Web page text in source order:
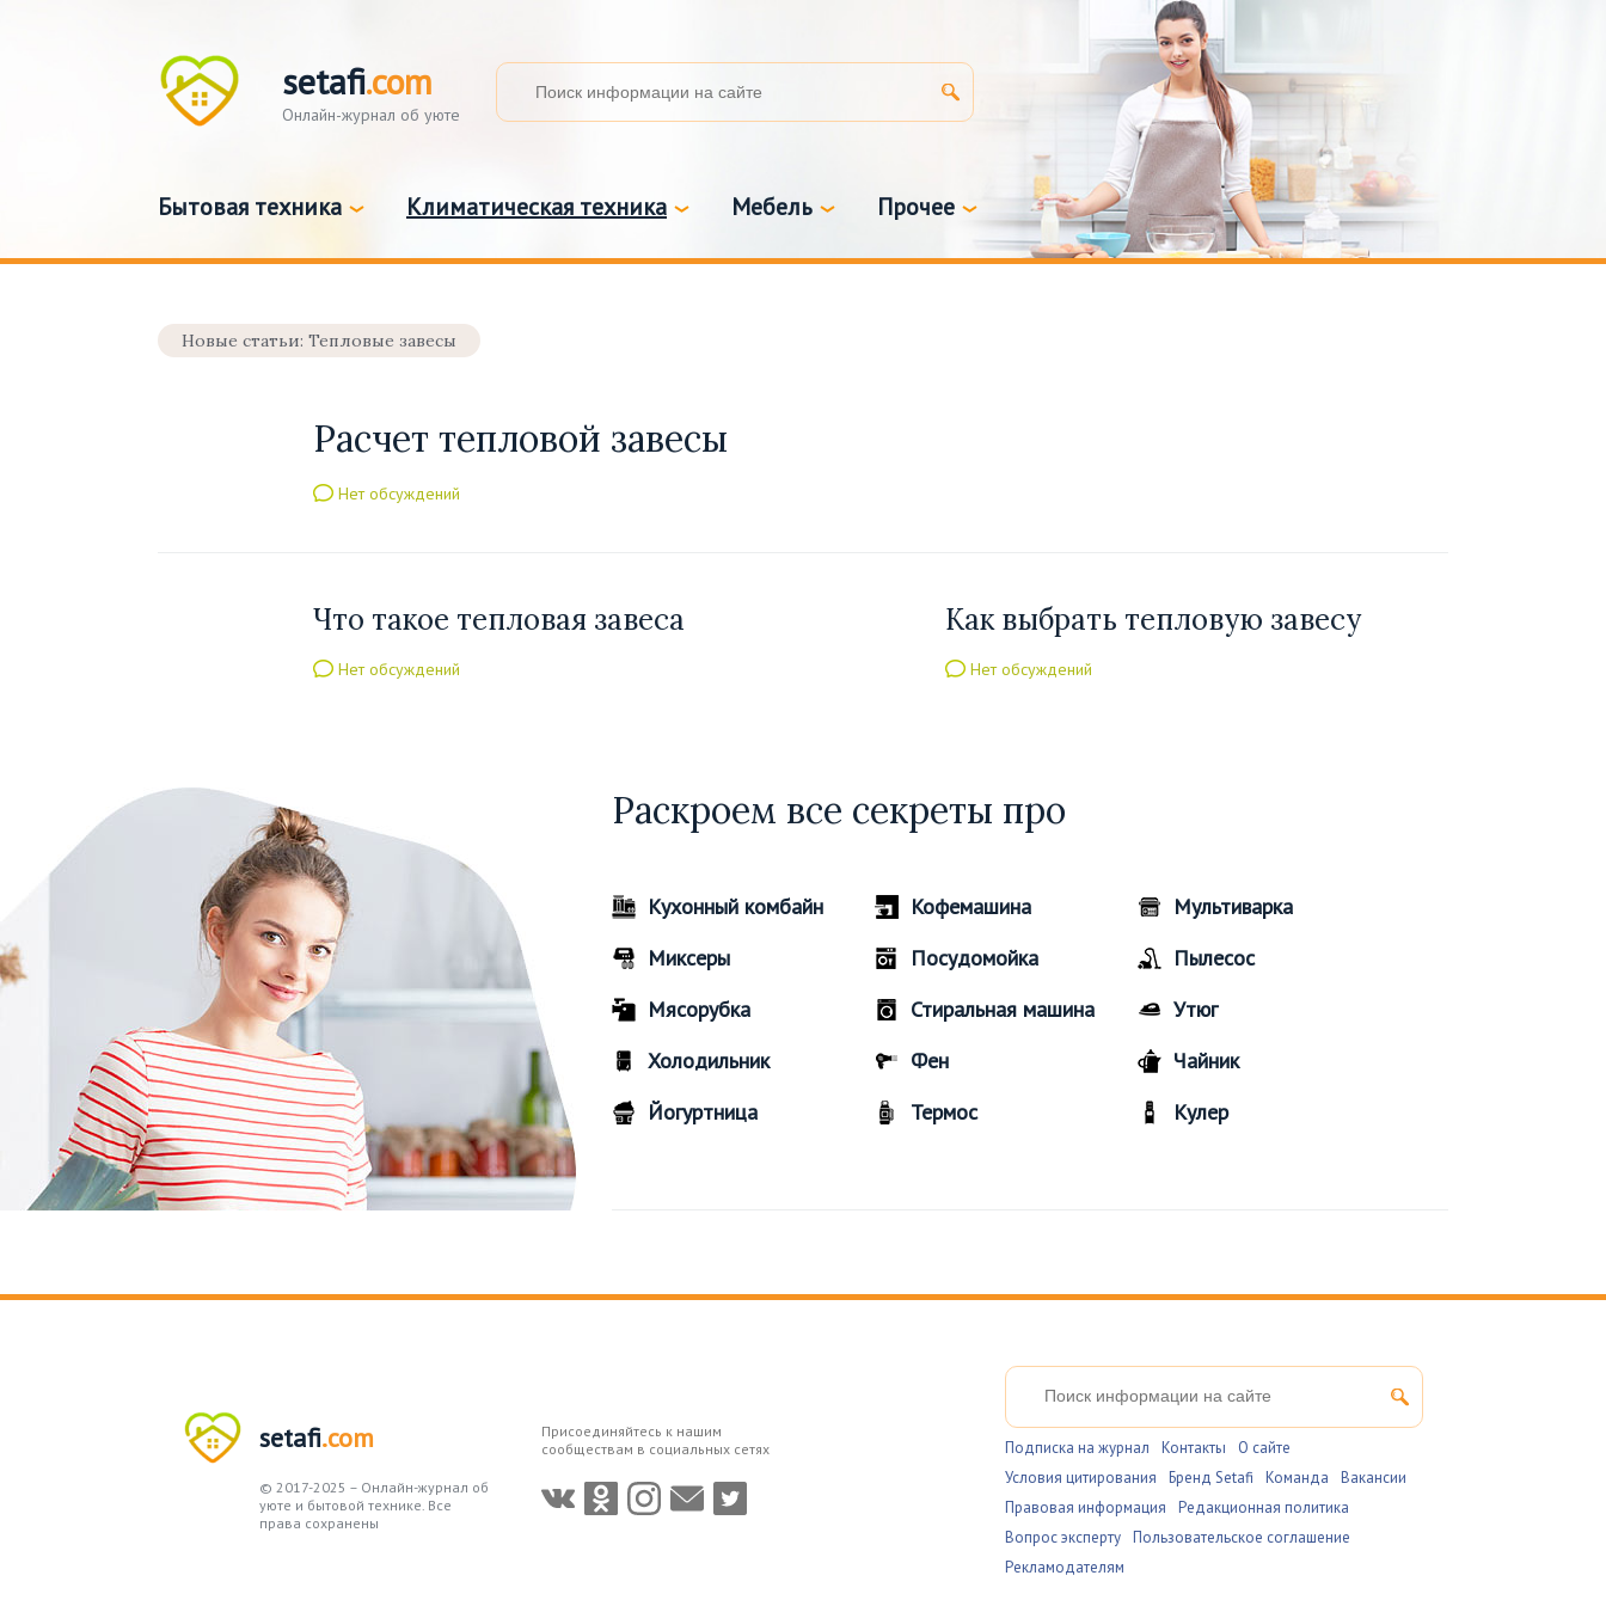
setafi.com
Онлайн-журнал об уюте
Бытовая техника Климатическая техника Мебель Прочее
Новые статьи: Тепловые завесы
Расчет тепловой завесы
Нет обсуждений
Что такое тепловая завеса
Нет обсуждений
Как выбрать тепловую завесу
Нет обсуждений
Раскроем все секреты про
Кухонный комбайн Кофемашина
Мультиварка
Миксеры
Посудомойка
Пылесос
Мясорубка
Стиральная машина
Утюг
Холодильник
Фен
Чайник
Йогуртница
Термос Кулер
setafi.com
© 2017-2025 – Онлайн-журнал об
уюте и бытовой технике. Все
права сохранены
Присоединяйтесь к нашим
сообществам в социальных сетях
Подписка на журнал Контакты
О сайте
Условия цитирования
Бренд Setafi Команда
Вакансии
Правовая информация
Редакционная политика
Вопрос эксперту Пользовательское соглашение
Рекламодателям